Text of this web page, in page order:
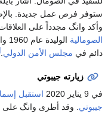
ستوفر فرص عمل جديدة.
وأكد وانگ مجدداً على
الصومالية
دائم في مجلس الأمن الدولي
زيارته جيبوتي
في 9 يناير 2020
استقبل
جيبوتي . وقد أطرى وانگ على